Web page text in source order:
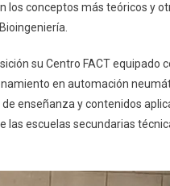
los conceptos más teóricos y
su Centro FACT equipado
en automación
enseñanza y contenidos
las escuelas secundarias